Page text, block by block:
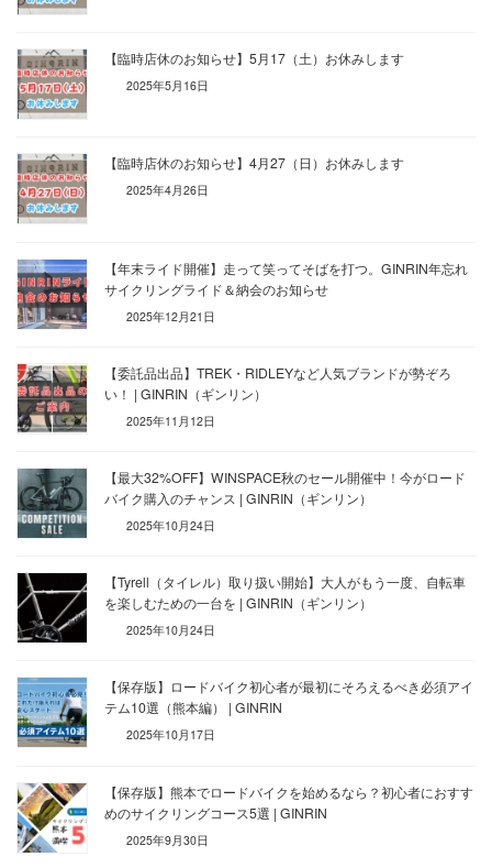
【臨時店休のお知らせ】5月17（土）お休みします
2025年5月16日
【臨時店休のお知らせ】4月27（日）お休みします
2025年4月26日
【年末ライド開催】走って笑ってそばを打つ。GINRIN年忘れ
サイクリングライド＆納会のお知らせ
2025年12月21日
【委託品出品】TREK・RIDLEYなど人気ブランドが勢ぞろ
い！ | GINRIN（ギンリン）
2025年11月12日
【最大32%OFF】WINSPACE秋のセール開催中！今がロード
バイク購入のチャンス | GINRIN（ギンリン）
2025年10月24日
【Tyrell（タイレル）取り扱い開始】大人がもう一度、自転車
を楽しむための一台を | GINRIN（ギンリン）
2025年10月24日
【保存版】ロードバイク初心者が最初にそろえるべき必須アイ
テム10選（熊本編） | GINRIN
2025年10月17日
【保存版】熊本でロードバイクを始めるなら？初心者におすす
めのサイクリングコース5選 | GINRIN
2025年9月30日